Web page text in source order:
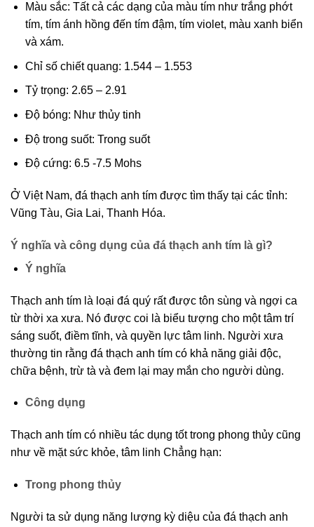
Màu sắc: Tất cả các dạng của màu tím như trắng phớt
tím, tím ánh hồng đến tím đậm, tím violet, màu xanh biển
và xám.
Chỉ số chiết quang: 1.544 – 1.553
Tỷ trọng: 2.65 – 2.91
Độ bóng: Như thủy tinh
Độ trong suốt: Trong suốt
Độ cứng: 6.5 -7.5 Mohs
Ở Việt Nam, đá thạch anh tím được tìm thấy tại các tỉnh:
Vũng Tàu, Gia Lai, Thanh Hóa.
Ý nghĩa và công dụng của đá thạch anh tím là gì?
Ý nghĩa
Thạch anh tím là loại đá quý rất được tôn sùng và ngợi ca
từ thời xa xưa. Nó được coi là biểu tượng cho một tâm trí
sáng suốt, điềm tĩnh, và quyền lực tâm linh. Người xưa
thường tin rằng đá thạch anh tím có khả năng giải độc,
chữa bệnh, trừ tà và đem lại may mắn cho người dùng.
Công dụng
Thạch anh tím có nhiều tác dụng tốt trong phong thủy cũng
như về mặt sức khỏe, tâm linh Chẳng hạn:
Trong phong thủy
Người ta sử dụng năng lượng kỳ diệu của đá thạch anh